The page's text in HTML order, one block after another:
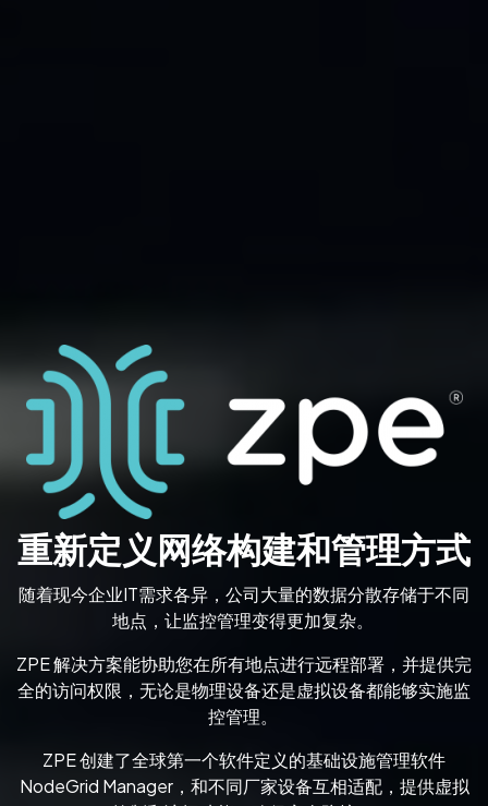
重新定义网络构建和管理方式
随着现今企业IT需求各异，公司大量的数据分散存储于不同
地点，让监控管理变得更加复杂。
ZPE 解决方案能协助您在所有地点进行远程部署，并提供完
全的访问权限，无论是物理设备还是虚拟设备都能够实施监
控管理。
ZPE 创建了全球第一个软件定义的基础设施管理软件
NodeGrid Manager，和不同厂家设备互相适配，提供虚拟